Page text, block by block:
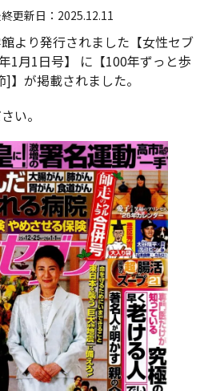
更新日：2025.12.11
より発行されました【女性セブ
1月1日号】 に【100年ずっと歩
】が掲載されました。
い。